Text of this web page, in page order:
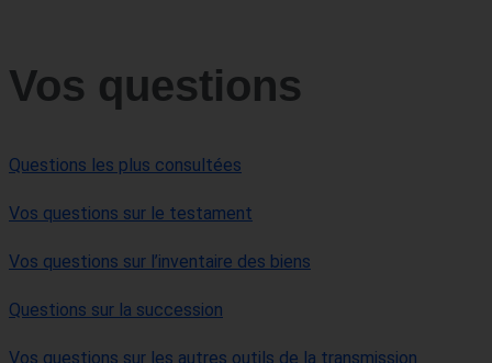
Vos questions
Questions les plus consultées
Vos questions sur le testament
Vos questions sur l’inventaire des biens
Questions sur la succession
Vos questions sur les autres outils de la transmission